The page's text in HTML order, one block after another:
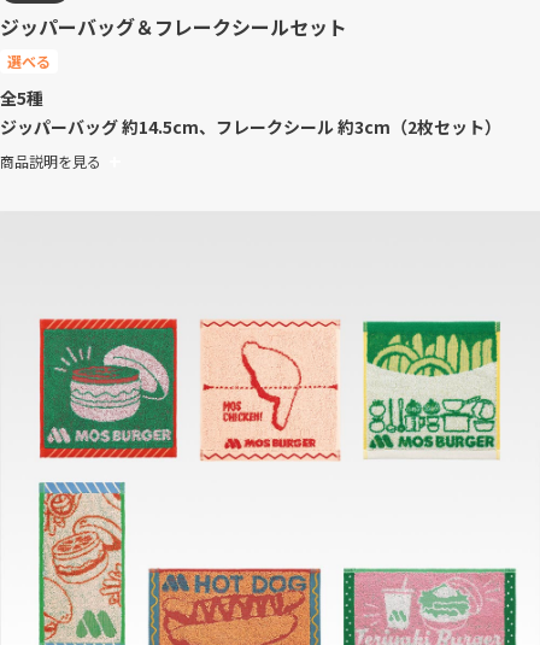
ジッパーバッグ＆フレークシールセット
選べる
全5種
ジッパーバッグ 約14.5cm、フレークシール 約3cm（2枚セット）
商品説明を見る